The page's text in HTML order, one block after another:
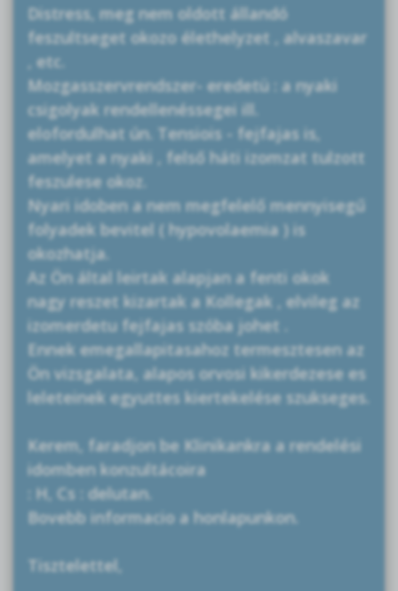
Distress, meg nem oldott állandó
feszultseget okozo élethelyzet , alvaszavar
, etc.
Mozgasszervrendszer- eredetü : a nyaki
csigolyak rendellenéssegei ill.
elofordulhat ún. Tensiois - fejfajas is,
amelyet a nyaki , felső háti izomzat tulzott
feszulese okoz.
Nyari idoben a nem megfelelő mennyisegű
folyadek bevitel ( hypovolaemia ) is
okozhatja.
Az Ön által leirtak alapjan a fenti okok
nagy reszet kizartak a Kollegak , elvileg az
izomerdetu fejfajas szóba johet .
Ennek emegallapitasahoz termesztesen az
Ön vizsgalata, alapos orvosi kikerdezese es
leleteinek egyuttes kiertekelése szukseges.
Kerem, faradjon be Klinikankra a rendelési
idomben konzultácoira
: H, Cs : delutan.
Bovebb informacio a honlapunkon.
Tisztelettel,